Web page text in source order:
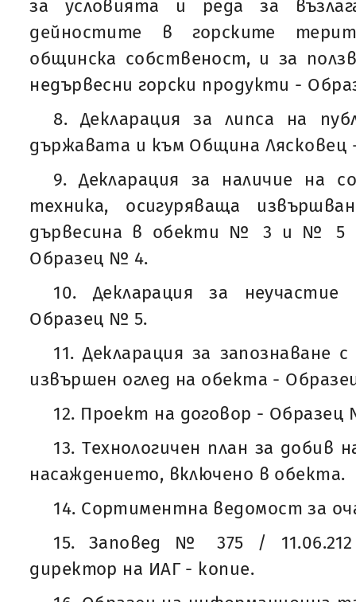
за условията и реда за
дейностите в горските
общинска собственост, и за
недървесни горски продукти -
8. Декларация за липса на
държавата и към Община
9. Декларация за наличие на
техника, осигуряваща
дървесина в обекти № 3 и № 5
Образец № 4.
10. Декларация за
Образец № 5.
11. Декларация за запознаване
извършен оглед на обекта -
12. Проект на договор -
13. Технологичен план за добив
насаждението, включено в обекта.
14. Сортиментна ведомост за
15. Заповед № 375 /
директор на ИАГ - копие.